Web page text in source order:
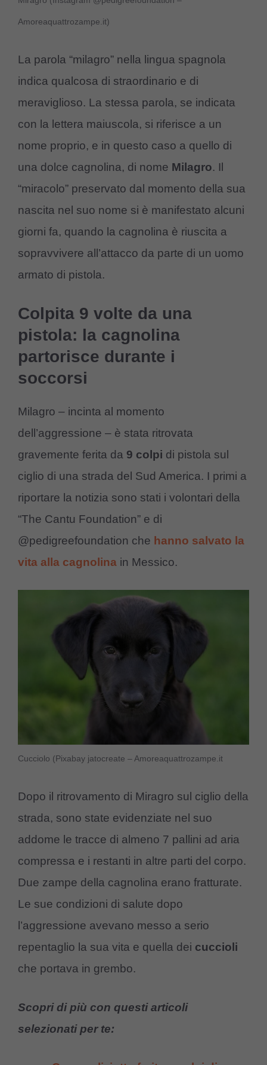
Amoreaquattrozampe.it)
La parola “milagro” nella lingua spagnola
indica qualcosa di straordinario e di
meraviglioso. La stessa parola, se indicata
con la lettera maiuscola, si riferisce a un
nome proprio, e in questo caso a quello di
una dolce cagnolina, di nome Milagro. Il
“miracolo” preservato dal momento della sua
nascita nel suo nome si è manifestato alcuni
giorni fa, quando la cagnolina è riuscita a
sopravvivere all’attacco da parte di un uomo
armato di pistola.
Colpita 9 volte da una
pistola: la cagnolina
partorisce durante i
soccorsi
Milagro – incinta al momento
dell’aggressione – è stata ritrovata
gravemente ferita da 9 colpi di pistola sul
ciglio di una strada del Sud America. I primi a
riportare la notizia sono stati i volontari della
“The Cantu Foundation” e di
@pedigreefoundation che hanno salvato la
vita alla cagnolina in Messico.
Cucciolo (Pixabay jatocreate – Amoreaquattrozampe.it
Dopo il ritrovamento di Miragro sul ciglio della
strada, sono state evidenziate nel suo
addome le tracce di almeno 7 pallini ad aria
compressa e i restanti in altre parti del corpo.
Due zampe della cagnolina erano fratturate.
Le sue condizioni di salute dopo
l’aggressione avevano messo a serio
repentaglio la sua vita e quella dei cuccioli
che portava in grembo.
Scopri di più con questi articoli
selezionati per te: